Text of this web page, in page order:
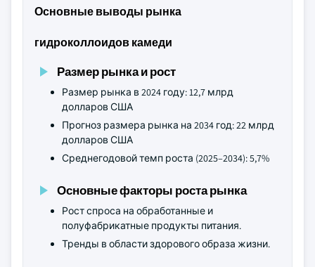
Основные выводы рынка
гидроколлоидов камеди
Размер рынка и рост
Размер рынка в 2024 году: 12,7 млрд
долларов США
Прогноз размера рынка на 2034 год: 22 млрд
долларов США
Среднегодовой темп роста (2025–2034): 5,7%
Основные факторы роста рынка
Рост спроса на обработанные и
полуфабрикатные продукты питания.
Тренды в области здорового образа жизни.